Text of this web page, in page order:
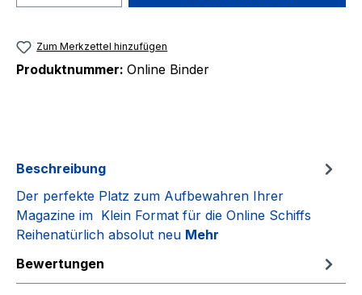
Zum Merkzettel hinzufügen
Produktnummer: Online Binder
Beschreibung
Der perfekte Platz zum Aufbewahren Ihrer
Magazine im Klein Format für die Online Schiffs
Reihenatürlich absolut neu Mehr
Bewertungen